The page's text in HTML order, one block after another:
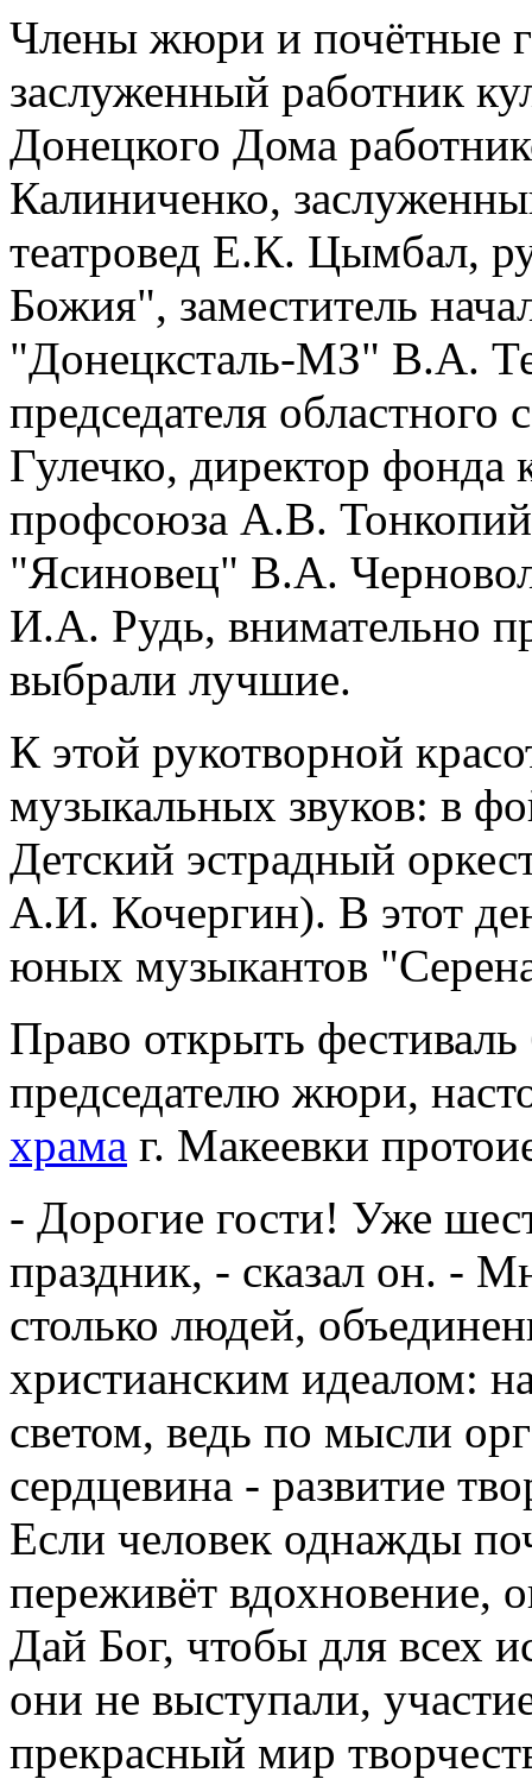
Члены жюри и почётные
заслуженный работник
Донецкого Дома
Калиниченко,
театровед Е.К. Цымбал,
Божия", заместитель
"Донецксталь-МЗ" В.А.
председателя
Гулечко, директор фонда
профсоюза А.В.
"Ясиновец" В.А.
И.А. Рудь, внимательно
выбрали лучшие.
К этой рукотворной
музыкальных звуков: в
Детский эстрадный
А.И. Кочергин). В этот
юных музыкантов
Право открыть
председателю жюри,
храма г. Макеевки
- Дорогие гости! Уже
праздник, - сказал он. -
столько людей,
христианским идеалом:
светом, ведь по мысли
сердцевина - развитие
Если человек однажды
переживёт вдохновение,
Дай Бог, чтобы для всех
они не выступали,
прекрасный мир